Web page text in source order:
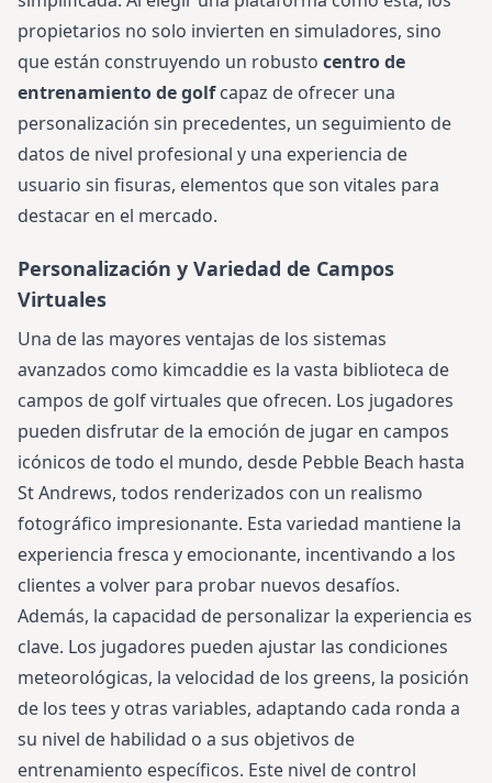
propietarios no solo invierten en simuladores, sino
que están construyendo un robusto centro de
entrenamiento de golfcapaz de ofrecer una
personalización sin precedentes, un seguimiento de
datos de nivel profesional y una experiencia de
usuario sin fisuras, elementos que son vitales para
destacar en el mercado.
Personalización y Variedad de Campos
Virtuales
Una de las mayores ventajas de los sistemas
avanzados como kimcaddie es la vasta biblioteca de
campos de golf virtuales que ofrecen. Los jugadores
pueden disfrutar de la emoción de jugar en campos
icónicos de todo el mundo, desde Pebble Beach hasta
St Andrews, todos renderizados con un realismo
fotográfico impresionante. Esta variedad mantiene la
experiencia fresca y emocionante, incentivando a los
clientes a volver para probar nuevos desafíos.
Además, la capacidad de personalizar la experiencia es
clave. Los jugadores pueden ajustar las condiciones
meteorológicas, la velocidad de los greens, la posición
de los tees y otras variables, adaptando cada ronda a
su nivel de habilidad o a sus objetivos de
entrenamiento específicos. Este nivel de control